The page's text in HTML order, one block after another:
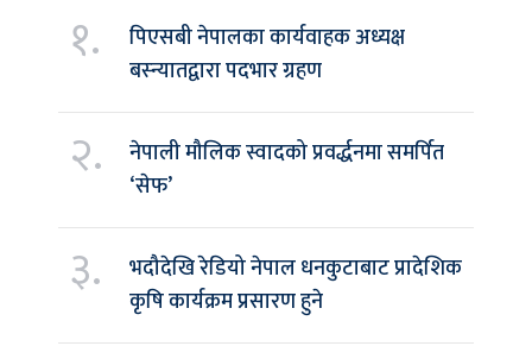
१.
पिएसबी नेपालका कार्यवाहक अध्यक्ष
बस्न्यातद्वारा पदभार ग्रहण
२.
नेपाली मौलिक स्वादको प्रवर्द्धनमा समर्पित
‘सेफ’
३.
भदौदेखि रेडियो नेपाल धनकुटाबाट प्रादेशिक
कृषि कार्यक्रम प्रसारण हुने